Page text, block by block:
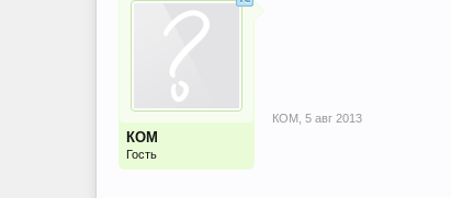
КОМ
Гость
КОМ 5 авг 2013